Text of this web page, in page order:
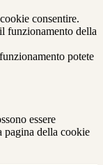
consentire.
funzionamento della
potete
essere
pagina della cookie